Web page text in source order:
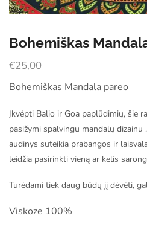
Bohemiškas
€25,00
Bohemiškas Mandala pareo
Įkvėpti Balio ir Goa paplūdimių, šie
pasižymi spalvingu mandalų dizainu .
audinys suteikia prabangos ir
leidžia pasirinkti vieną ar kelis
Turėdami tiek daug būdų jį dėvėti,
Viskozė 100%